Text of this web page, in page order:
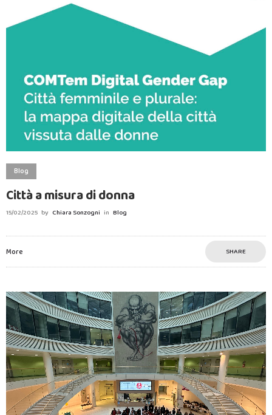
Blog
Città a misura di donna
15/02/2025 by Chiara Sonzogni in Blog
More SHARE